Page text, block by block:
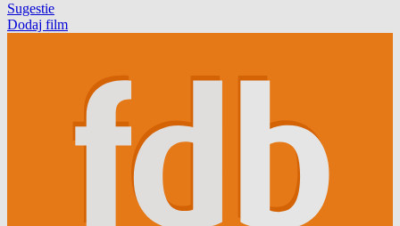
Sugestie
Dodaj film